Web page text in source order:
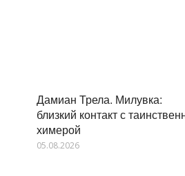
Дамиан Трела. Милувка:
близкий контакт с
химерой
05.08.2026